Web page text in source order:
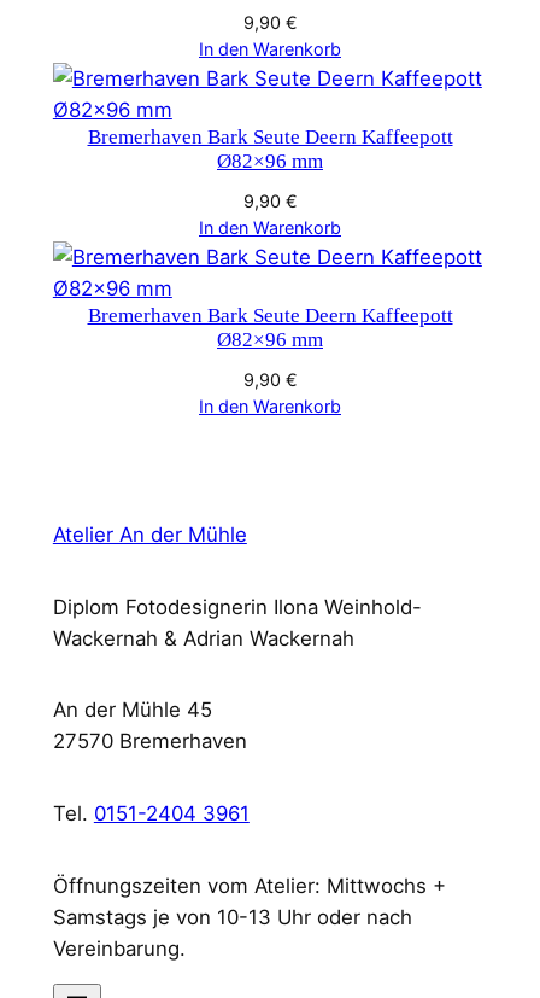
9,90 €
In den Warenkorb
Bremerhaven Bark Seute Deern Kaffeepott
Ø82×96 mm
9,90 €
In den Warenkorb
Bremerhaven Bark Seute Deern Kaffeepott
Ø82×96 mm
9,90 €
In den Warenkorb
Atelier An der Mühle
Diplom Fotodesignerin Ilona Weinhold-
Wackernah & Adrian Wackernah
An der Mühle 45
27570 Bremerhaven
Tel. 0151-2404 3961
Öffnungszeiten vom Atelier: Mittwochs +
Samstags je von 10-13 Uhr oder nach
Vereinbarung.